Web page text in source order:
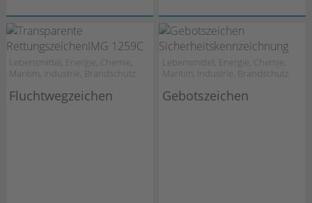
Lebensmittel, Energie, Chemie,
Maritim, Industrie, Brandschutz
Fluchtwegzeichen
Lebensmittel, Energie, Chemie,
Maritim, Industrie, Brandschutz
Gebotszeichen